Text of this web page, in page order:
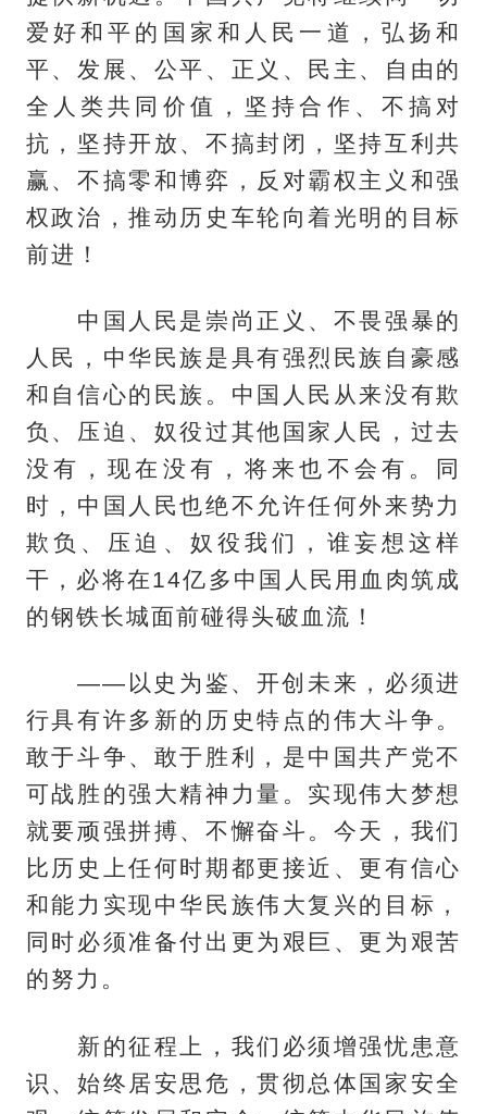
爱好和平的国家和人民一道，弘扬和
平、发展、公平、正义、民主、自由的
全人类共同价值，坚持合作、不搞对
抗，坚持开放、不搞封闭，坚持互利共
赢、不搞零和博弈，反对霸权主义和强
权政治，推动历史车轮向着光明的目标
前进！
中国人民是崇尚正义、不畏强暴的
人民，中华民族是具有强烈民族自豪感
和自信心的民族。中国人民从来没有欺
负、压迫、奴役过其他国家人民，过去
没有，现在没有，将来也不会有。同
时，中国人民也绝不允许任何外来势力
欺负、压迫、奴役我们，谁妄想这样
干，必将在14亿多中国人民用血肉筑成
的钢铁长城面前碰得头破血流！
——以史为鉴、开创未来，必须进
行具有许多新的历史特点的伟大斗争。
敢于斗争、敢于胜利，是中国共产党不
可战胜的强大精神力量。实现伟大梦想
就要顽强拼搏、不懈奋斗。今天，我们
比历史上任何时期都更接近、更有信心
和能力实现中华民族伟大复兴的目标，
同时必须准备付出更为艰巨、更为艰苦
的努力。
新的征程上，我们必须增强忧患意
识、始终居安思危，贯彻总体国家安全